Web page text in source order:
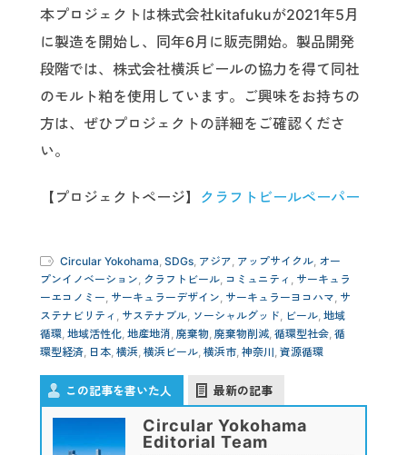
本プロジェクトは株式会社kitafukuが2021年5月
に製造を開始し、同年6月に販売開始。製品開発
段階では、株式会社横浜ビールの協力を得て同社
のモルト粕を使用しています。ご興味をお持ちの
方は、ぜひプロジェクトの詳細をご確認くださ
い。
【プロジェクトページ】 クラフトビールペーパー
Circular Yokohama SDGs アジア アップサイクル オー
プンイノベーション クラフトビール コミュニティ
サーキュラ
ーエコノミー サーキュラーデザイン サーキュラーヨコハマ サ
ステナビリティ
サステナブル ソーシャルグッド ビール 地域
循環 地域活性化 地産地消 廃棄物 廃棄物削減 循環型社会 循
環型経済 日本 横浜 横浜ビール 横浜市 神奈川 資源循環
この記事を書いた人 最新の記事
Circular Yokohama
Editorial Team